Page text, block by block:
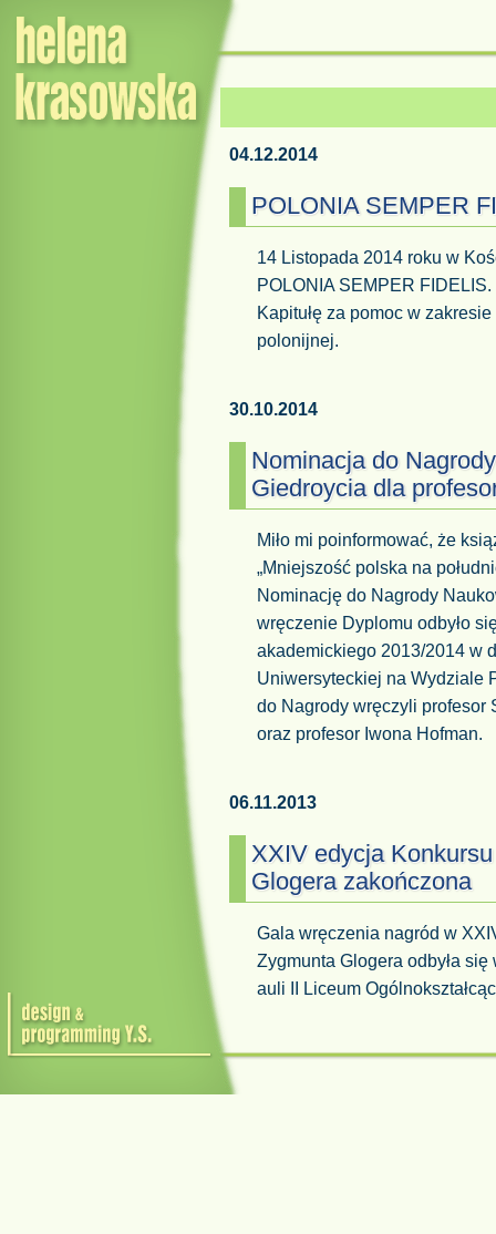
04.12.2014
POLONIA SEMPER
14 Listopada 2014 roku w
POLONIA SEMPER
Kapitułę za pomoc w
polonijnej.
30.10.2014
Nominacja do
Giedroycia dla
Miło mi poinformować, że
„Mniejszość polska na
Nominację do Nagrody
wręczenie Dyplomu odbyło
akademickiego 2013/2014 w
Uniwersyteckiej na Wydziale
do Nagrody wręczyli profesor
oraz profesor Iwona Hofman.
06.11.2013
XXIV edycja
Glogera zakończona
Gala wręczenia nagród w
Zygmunta Glogera odbyła
auli II Liceum